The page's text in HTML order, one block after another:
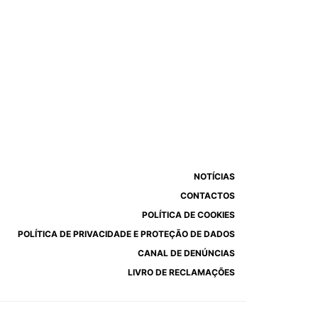
NOTÍCIAS
CONTACTOS
POLÍTICA DE COOKIES
POLÍTICA DE PRIVACIDADE E PROTEÇÃO DE DADOS
CANAL DE DENÚNCIAS
LIVRO DE RECLAMAÇÕES